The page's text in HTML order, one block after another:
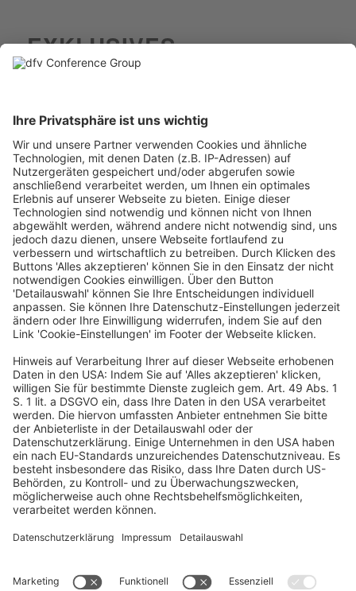
EXKLUSIVES
HOTELANGEBOT
und profitieren Sie von einem exklusiven Preisvorteil.
Das Kontingent ist bis zum 31.08.2026 verfügbar.
THE ZIPPER HOTEL&
APARTMENTS
Pariser Str. 83-89
40549 Düsseldorf
T: +49 (211) 544 740 70
E-Mail: reservations@the-zipper.com
Weitere Infos zum Hotel finden Siehier.
Angebot buchen
Ein Business-Event von: